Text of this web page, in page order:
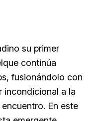
su primer
continúa
fusionándolo con
incondicional a la
En este